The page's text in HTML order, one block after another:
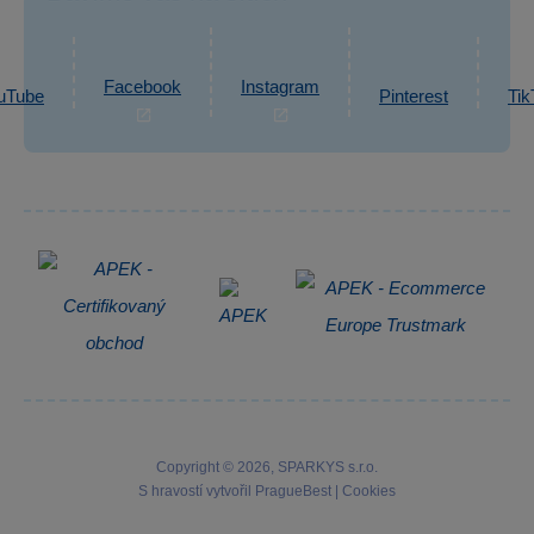
Reklamace
Informace o zpracování osobních údajů
eshop@sparkys.cz
Napsat zprávu
Facebook Instagram Pinterest
Copyright © 2026, SPARKYS s.r.o.
S hravostí vytvořil
PragueBest Cookies